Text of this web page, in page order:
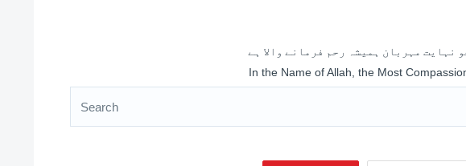
نہایت مہربان ہمیشہ رحم فرمانے والا ہے
In the Name of Allah, the Most